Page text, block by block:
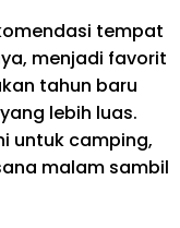
tempat
menjadi favorit
tahun baru
lebih luas.
untuk camping,
malam sambil